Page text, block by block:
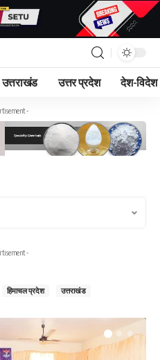
उत्तराखंड उत्तर प्रदेश देश-विदेश
-
-
हिमाचल प्रदेश उत्तराखंड